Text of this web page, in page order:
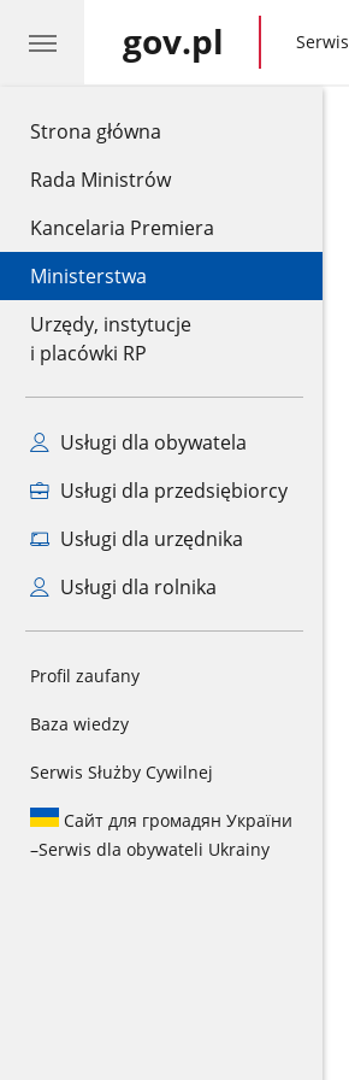
Strona główna
Rada Ministrów
Kancelaria Premiera
Ministerstwa
Urzędy, instytucje
i placówki RP
Usługi dla obywatela
Usługi dla przedsiębiorcy
Usługi dla urzędnika
Usługi dla rolnika
Profil zaufany
Baza wiedzy
Serwis Służby Cywilnej
Сайт для громадян України
–Serwis dla obywateli Ukrainy
gov.pl gov.pl